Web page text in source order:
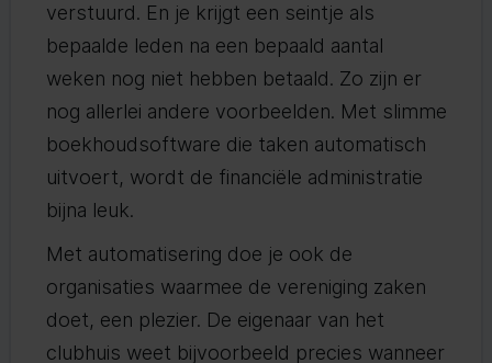
verstuurd. En je krijgt een seintje als
bepaalde leden na een bepaald aantal
weken nog niet hebben betaald. Zo zijn er
nog allerlei andere voorbeelden. Met slimme
boekhoudsoftware die taken automatisch
uitvoert, wordt de financiële administratie
bijna leuk.
Met automatisering doe je ook de
organisaties waarmee de vereniging zaken
doet, een plezier. De eigenaar van het
clubhuis weet bijvoorbeeld precies wanneer